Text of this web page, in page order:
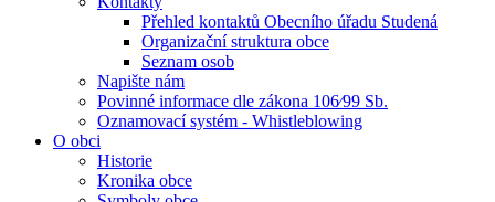
Přehled kontaktů Obecního úřadu Studená
Organizační struktura obce
Seznam osob
Napište nám
Povinné informace dle zákona 106⁄99 Sb.
Oznamovací systém - Whistleblowing
O obci
Historie
Kronika obce